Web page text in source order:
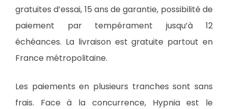
gratuites d’essai, 15 ans de garantie, possibilité de
paiement par tempérament jusqu’à 12
échéances. La livraison est gratuite partout en
France métropolitaine.
Les paiements en plusieurs tranches sont sans
frais. Face à la concurrence, Hypnia est le